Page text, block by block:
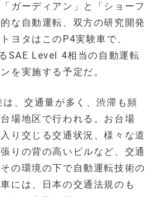
ガーディアン」と「ショーフ
な自動運転、双方の研究開発
ヨタはこのP4実験車で、
SAE Level 4相当の自動運転
を実施する予定だ。
、交通量が多く、渋滞も頻
場地区で行われる。お台場
り交じる交通状況、様々な道
りの背の高いビルなど、交通
の環境の下で自動運転技術の
には、日本の交通法規のも